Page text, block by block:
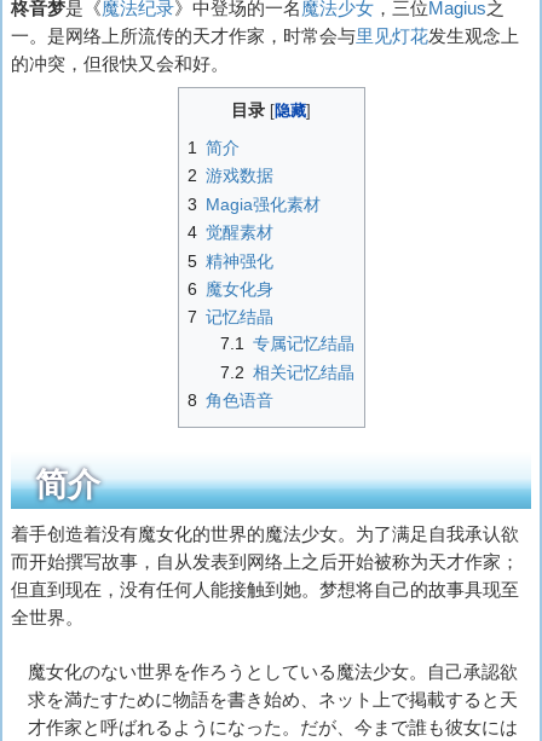
柊音梦是《魔法纪录》中登场的一名魔法少女，三位Magius之
一。是网络上所流传的天才作家，时常会与里见灯花发生观念上
的冲突，但很快又会和好。
目录
1
简介
2 游戏数据
3 Magia强化素材
4 觉醒素材
5 精神强化
6 魔女化身
7 记忆结晶
7.1 专属记忆结晶
7.2 相关记忆结晶
8 角色语音
简介
着手创造着没有魔女化的世界的魔法少女。为了满足自我承认欲
而开始撰写故事，自从发表到网络上之后开始被称为天才作家；
但直到现在，没有任何人能接触到她。梦想将自己的故事具现至
全世界。
魔女化のない世界を作ろうとしている魔法少女。自己承認欲
求を満たすために物語を書き始め、ネット上で掲載すると天
才作家と呼ばれるようになった。だが、今まで誰も彼女には